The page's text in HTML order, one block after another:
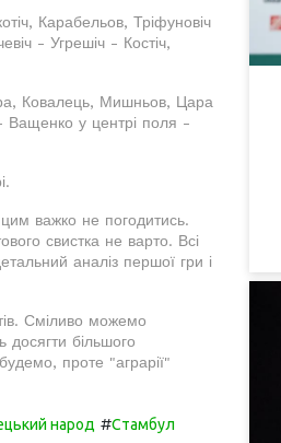
Карабельов, Тріфуновіч
- Угрешіч - Костіч,
Ковалець, Мишньов, Цара
Ващенко у центрі поля -
важко не погодитись.
свистка не варто. Всі
аналіз першої гри і
Сміливо можемо
більшого
проте "аграрії"
народ #Стамбул